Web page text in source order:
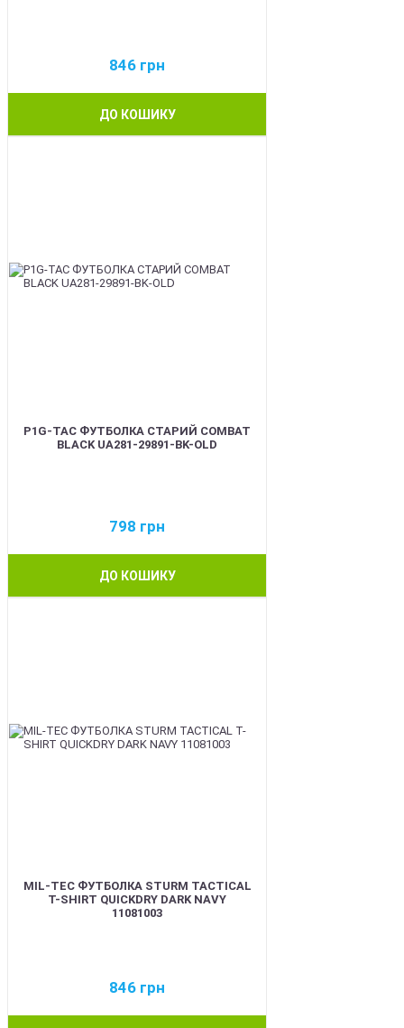
846 грн
ДО КОШИКУ
P1G-TAC ФУТБОЛКА СТАРИЙ COMBAT
BLACK UA281-29891-BK-OLD
798 грн
ДО КОШИКУ
MIL-TEC ФУТБОЛКА STURM TACTICAL
T-SHIRT QUICKDRY DARK NAVY
11081003
846 грн